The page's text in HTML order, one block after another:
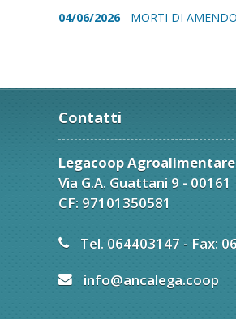
04/06/2026- MORTI DI
Contatti
Legacoop Agroalimentare
Via G.A. Guattani 9 - 00161
CF: 97101350581
Tel. 064403147 - Fax:
info@ancalega.coop